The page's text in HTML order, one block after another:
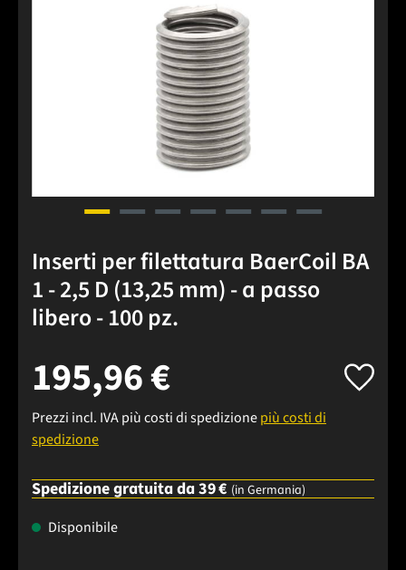
Inserti per filettatura BaerCoil BA
1 - 2,5 D (13,25 mm) - a passo
libero - 100 pz.
195,96 €
Prezzi incl. IVA più costi di spedizionepiù costi di
spedizione
Spedizione gratuita da 39 € (in Germania)
Disponibile